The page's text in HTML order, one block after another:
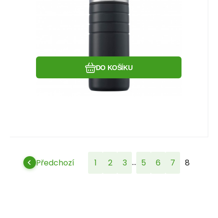
DO KOŠÍKU
Oblíbený
Porovnat
Předchozí 1 2 3 ... 5 6 7 8